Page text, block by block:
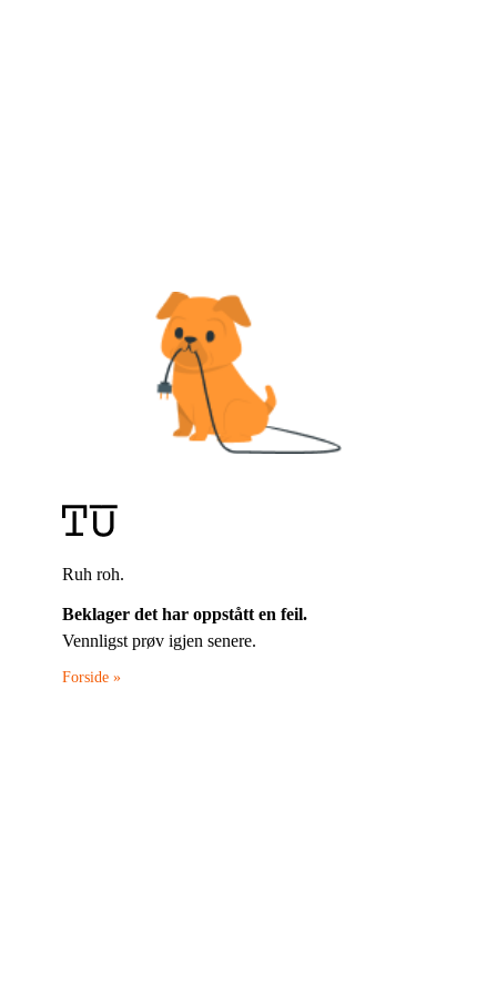
Ruh roh.
Beklager det har oppstått en feil.
Vennligst prøv igjen senere.
Forside »